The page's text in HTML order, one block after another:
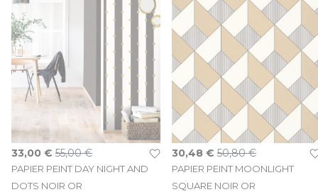
PAPIER PEINT DAY NIGHT AND
DOTS NOIR OR
Prix Spécial
33,00 € 55,00 €
PAPIER PEINT MOONLIGHT
SQUARE NOIR OR
Prix Spécial
30,48 € 50,80 €